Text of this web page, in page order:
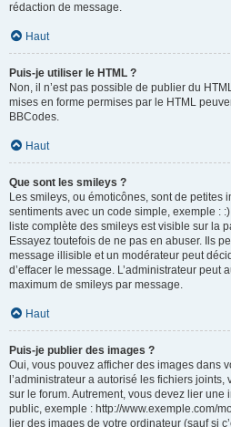
rédaction de message.
Haut
Puis-je utiliser le HTML ?
Non, il n’est pas possible de publier du
mises en forme permises par le HTML
BBCodes.
Haut
Que sont les smileys ?
Les smileys, ou émoticônes, sont de petites
sentiments avec un code simple, exemple :
liste complète des smileys est visible sur la
Essayez toutefois de ne pas en abuser. Ils
message illisible et un modérateur peut
d’effacer le message. L’administrateur peut
maximum de smileys par message.
Haut
Puis-je publier des images ?
Oui, vous pouvez afficher des images dans
l’administrateur a autorisé les fichiers
sur le forum. Autrement, vous devez lier
public, exemple : http://www.exemple.com/
lier des images de votre ordinateur (sauf si